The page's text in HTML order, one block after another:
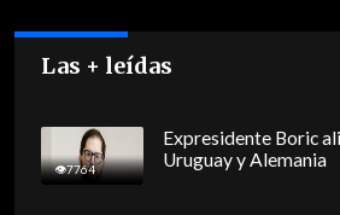
Las + leídas
7764
Expresidente Boric
Uruguay y Alemania